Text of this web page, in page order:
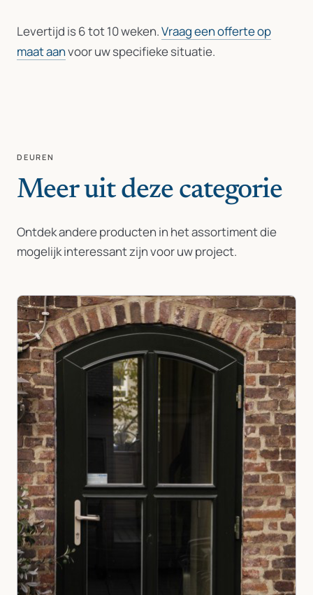
Levertijd is 6 tot 10 weken.Vraag een offerte op
maat aanvoor uw specifieke situatie.
DEUREN
Meer uit deze categorie
Ontdek andere producten in het assortiment die
mogelijk interessant zijn voor uw project.